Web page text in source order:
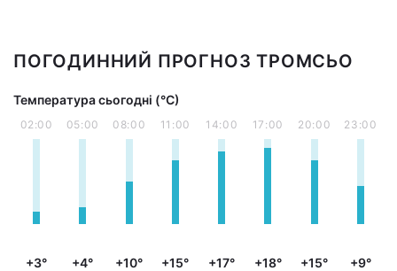
ПОГОДИННИЙ ПРОГНОЗ ТРОМСЬО
Температура сьогодні (°С)
02:00
+3°
05:00
+4°
08:00
+10°
11:00
+15°
14:00
+17°
17:00
+18°
20:00
+15°
23:00
+9°